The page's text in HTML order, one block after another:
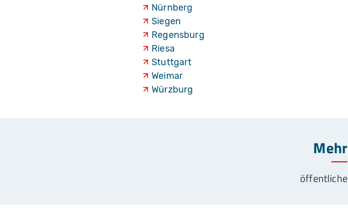
Nürnberg
Siegen
Regensburg
Riesa
Stuttgart
Weimar
Würzburg